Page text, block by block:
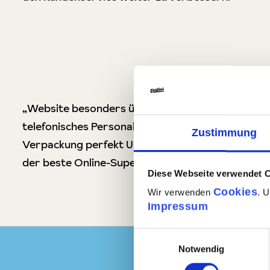
Zustimmung
Diese Webseite verwendet
Wir verwenden Cookies.
Impressum
Notwendig
„Website besonders übersichtlich,
telefonisches Personal sehr freundlich,
Verpackung perfekt UND umweltfreundlich ...
der beste Online-Supermarkt, den ich kenne!!!“